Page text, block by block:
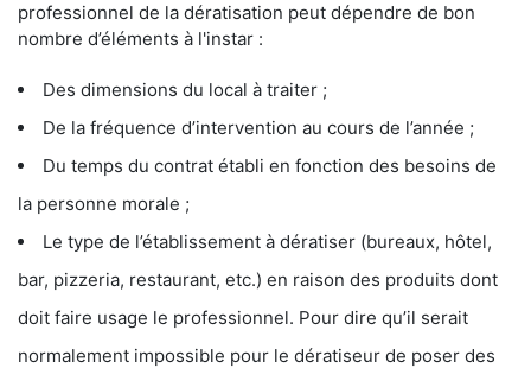
professionnel de la dératisation peut dépendre de bon
nombre d’éléments à l'instar :
Des dimensions du local à traiter ;
De la fréquence d’intervention au cours de l’année ;
Du temps du contrat établi en fonction des besoins de
la personne morale ;
Le type de l’établissement à dératiser (bureaux, hôtel,
bar, pizzeria, restaurant, etc.) en raison des produits dont
doit faire usage le professionnel. Pour dire qu’il serait
normalement impossible pour le dératiseur de poser des